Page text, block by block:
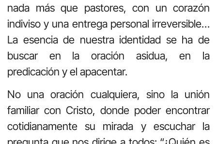
nada más que pastores, con un corazón
indiviso y una entrega personal irreversible…
La esencia de nuestra identidad se ha de
buscar en la oración asidua, en la
predicación y el apacentar.
No una oración cualquiera, sino la unión
familiar con Cristo, donde poder encontrar
cotidianamente su mirada y escuchar la